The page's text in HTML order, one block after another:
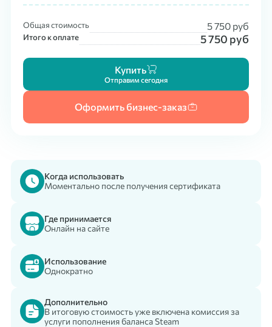
Общая стоимость 5 750 руб
Итого к оплате 5 750 руб
Купить
Отправим сегодня
Оформить бизнес-заказ
Когда использовать
Моментально после получения сертификата
Где принимается
Онлайн на сайте
Использование
Однократно
Дополнительно
В итоговую стоимость уже включена комиссия за
услуги пополнения баланса Steam